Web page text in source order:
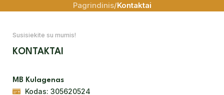
Pagrindinis/Kontaktai
Susisiekite su mumis!
KONTAKTAI
MB Kulagenas
Kodas: 305620524